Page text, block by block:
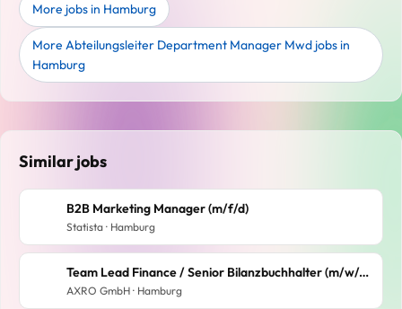
More jobs in Hamburg
More Abteilungsleiter Department Manager Mwd jobs in
Hamburg
Similar jobs
B2B Marketing Manager (m/f/d)
Statista · Hamburg
Team Lead Finance / Senior Bilanzbuchhalter (m/w/d) - Vollzeit
AXRO GmbH · Hamburg